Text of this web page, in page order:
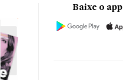
Baixe o app